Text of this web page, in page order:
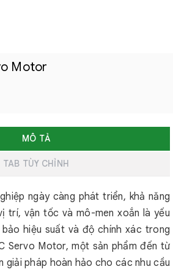
Motor
MÔ TẢ
TAB TÙY CHỈNH
ngày càng phát triển, khả năng
trí, vận tốc và mô-men xoắn là yếu
hiệu suất và độ chính xác trong
Servo Motor, một sản phẩm đến từ
giải pháp hoàn hảo cho các nhu cầu